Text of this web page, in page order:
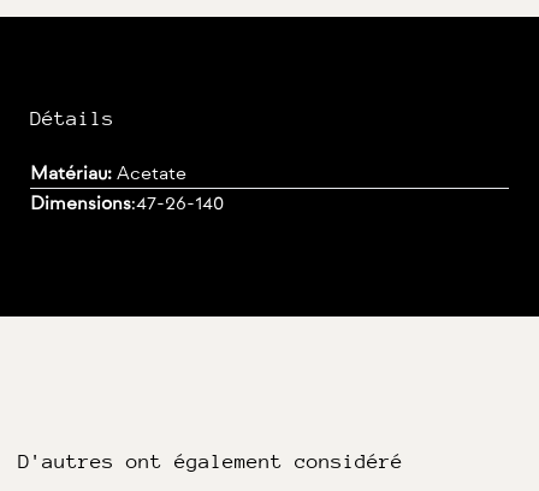
Détails
Matériau: Acetate
Dimensions:47-26-140
D'autres ont également considéré